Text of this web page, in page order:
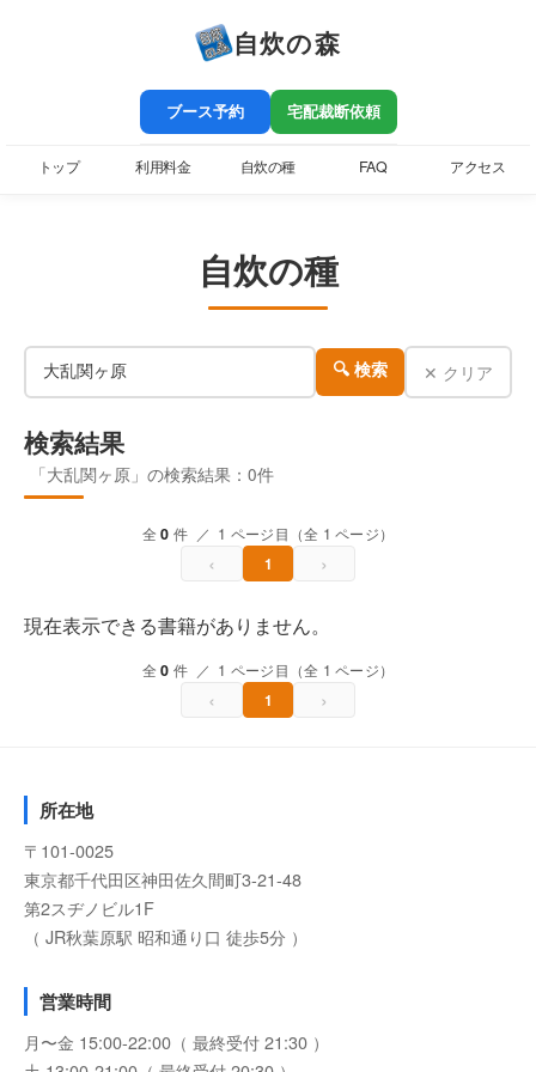
自炊の森
ブース予約 宅配裁断依頼
トップ 利用料金 自炊の種 FAQ アクセス
自炊の種
🔍 検索 ✕ クリア
検索結果
「大乱関ヶ原」の検索結果：0件
全0 件 ／ 1 ページ目（全 1 ページ）
‹ 1 ›
現在表示できる書籍がありません。
全0 件 ／ 1 ページ目（全 1 ページ）
‹ 1 ›
所在地
〒101-0025
東京都千代田区神田佐久間町3-21-48
第2スヂノビル1F
（ JR秋葉原駅 昭和通り口 徒歩5分 ）
営業時間
月〜金 15:00-22:00（ 最終受付 21:30 ）